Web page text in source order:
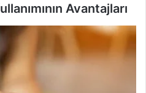
Avantajları